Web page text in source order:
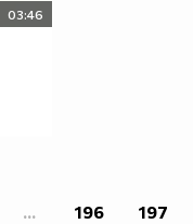
03:46
... 196 197